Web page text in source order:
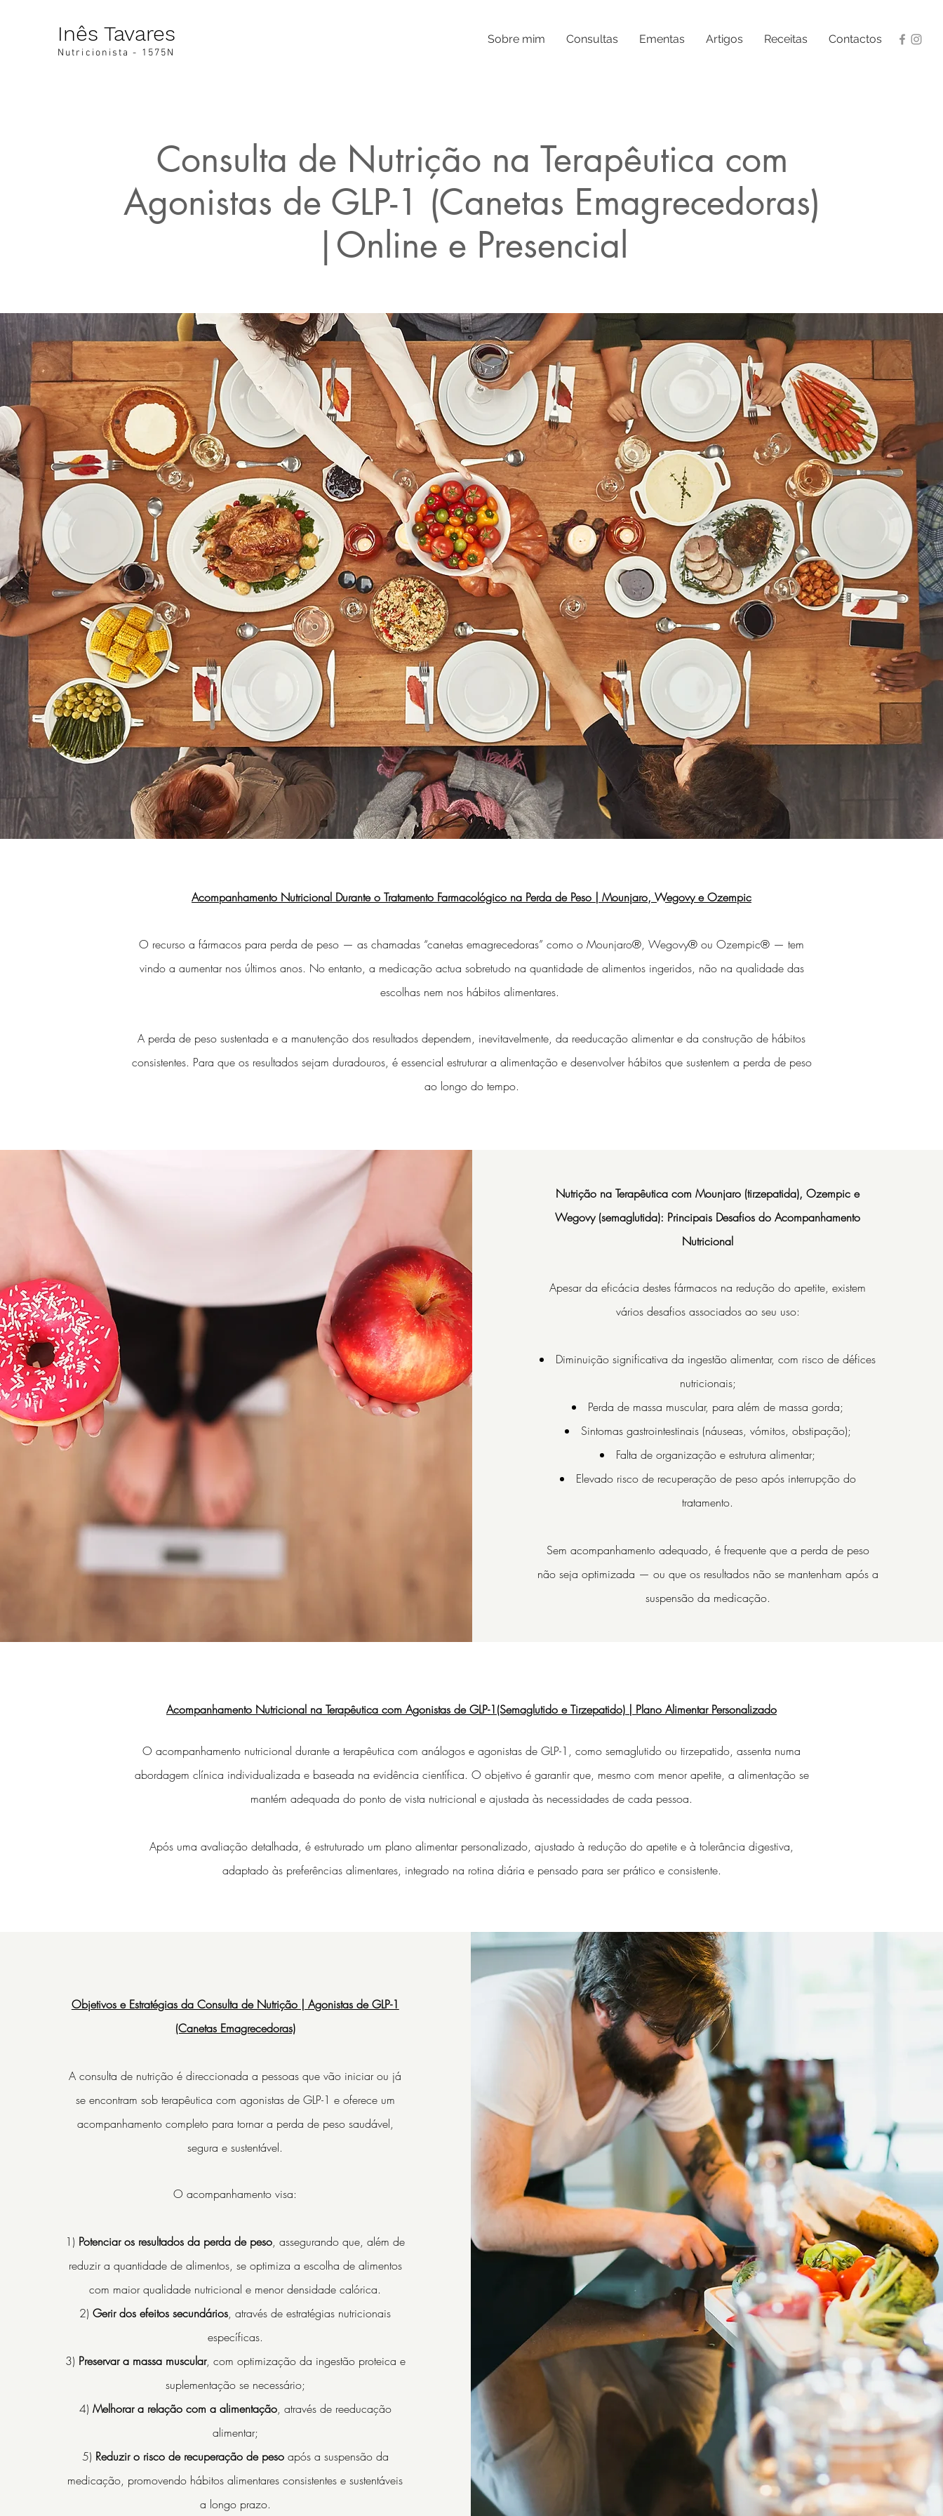
Inês Tavares
Nutricionista - 1575N
Sobre mim Consultas Ementas Artigos Receitas Contactos
Consulta de Nutrição na Terapêutica com
Agonistas de GLP-1 (Canetas Emagrecedoras)
|Online e Presencial
Acompanhamento Nutricional Durante o Tratamento Farmacológico na Perda de Peso | Mounjaro, Wegovy e Ozempic
O recurso a fármacos para perda de peso — as chamadas “canetas emagrecedoras” como o Mounjaro®, Wegovy® ou Ozempic® — tem
vindo a aumentar nos últimos anos. No entanto, a medicação actua sobretudo na quantidade de alimentos ingeridos, não na qualidade das
escolhas nem nos hábitos alimentares.
A perda de peso sustentada e a manutenção dos resultados dependem, inevitavelmente, da reeducação alimentar e da construção de hábitos
consistentes. Para que os resultados sejam duradouros, é essencial estruturar a alimentação e desenvolver hábitos que sustentem a perda de peso
ao longo do tempo.
Nutrição na Terapêutica com Mounjaro (tirzepatida), Ozempic e
Wegovy (semaglutida): Principais Desafios do Acompanhamento
Nutricional
Apesar da eficácia destes fármacos na redução do apetite, existem
vários desafios associados ao seu uso:
Diminuição significativa da ingestão alimentar, com risco de défices
nutricionais;
Perda de massa muscular, para além de massa gorda;
Sintomas gastrointestinais (náuseas, vómitos, obstipação);
Falta de organização e estrutura alimentar;
Elevado risco de recuperação de peso após interrupção do
tratamento.
Sem acompanhamento adequado, é frequente que a perda de peso
não seja optimizada — ou que os resultados não se mantenham após a
suspensão da medicação.
Objetivos e Estratégias da Consulta de Nutrição | Agonistas de GLP-1
(Canetas Emagrecedoras)
​A consulta de nutrição é direccionada a pessoas que vão iniciar ou já
se encontram sob terapêutica com agonistas de GLP-1 e oferece um
acompanhamento completo para tornar a perda de peso saudável,
segura e sustentável.
O acompanhamento visa:
1) Potenciar os resultados da perda de peso, assegurando que, além de
reduzir a quantidade de alimentos, se optimiza a escolha de alimentos
com maior qualidade nutricional e menor densidade calórica.
2)Gerir dos efeitos secundários, através de estratégias nutricionais
específicas.
3) Preservar a massa muscular, com optimização da ingestão proteica e
suplementação se necessário;
4) Melhorar a relação com a alimentação, através de reeducação
alimentar;
5) Reduzir o risco de recuperação de pesoapós a suspensão da
medicação, promovendo hábitos alimentares consistentes e sustentáveis
a longo prazo.
Acompanhamento Nutricional na Terapêutica com Agonistas de GLP-1(Semaglutido e Tirzepatido) | Plano Alimentar Personalizado
O acompanhamento nutricional durante a terapêutica com análogos e agonistas de GLP-1, como semaglutido ou tirzepatido, assenta numa
abordagem clínica individualizada e baseada na evidência científica. O objetivo é garantir que, mesmo com menor apetite, a alimentação se
mantém adequada do ponto de vista nutricional e ajustada às necessidades de cada pessoa.
Após uma avaliação detalhada, é estruturado um plano alimentar personalizado, ajustado à redução do apetite e à tolerância digestiva,
adaptado às preferências alimentares, integrado na rotina diária e pensado para ser prático e consistente.